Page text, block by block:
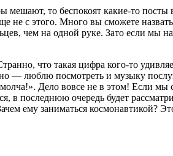
мешают, то беспокоят какие-то посты
не с этого. Много вы сможете
чем на одной руке. Зато если мы
что такая цифра кого-то
— люблю посмотреть и музыку
Дело вовсе не в этом! Если мы
в последнюю очередь будет
ему заниматься космонавтикой?